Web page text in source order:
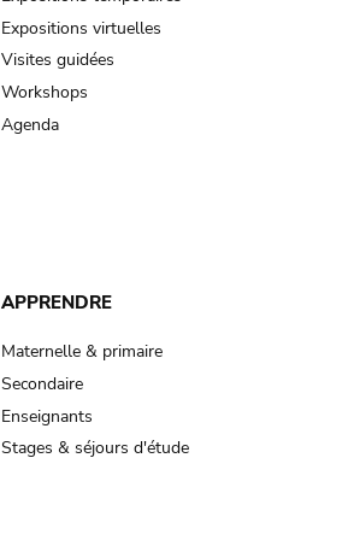
Expositions virtuelles
Visites guidées
Workshops
Agenda
APPRENDRE
Maternelle & primaire
Secondaire
Enseignants
Stages & séjours d'étude